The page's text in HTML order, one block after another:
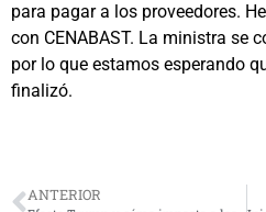
para pagar a los proveedores.
con CENABAST. La ministra se
por lo que estamos esperando
finalizó.
ANTERIOR